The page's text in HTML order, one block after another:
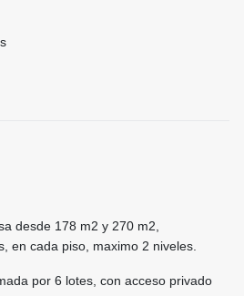
desde 178 m2 y 270 m2,
en cada piso, maximo 2 niveles.
por 6 lotes, con acceso privado